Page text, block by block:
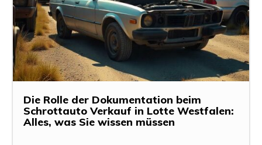
Die Rolle der Dokumentation beim
Schrottauto Verkauf in Lotte Westfalen:
Alles, was Sie wissen müssen